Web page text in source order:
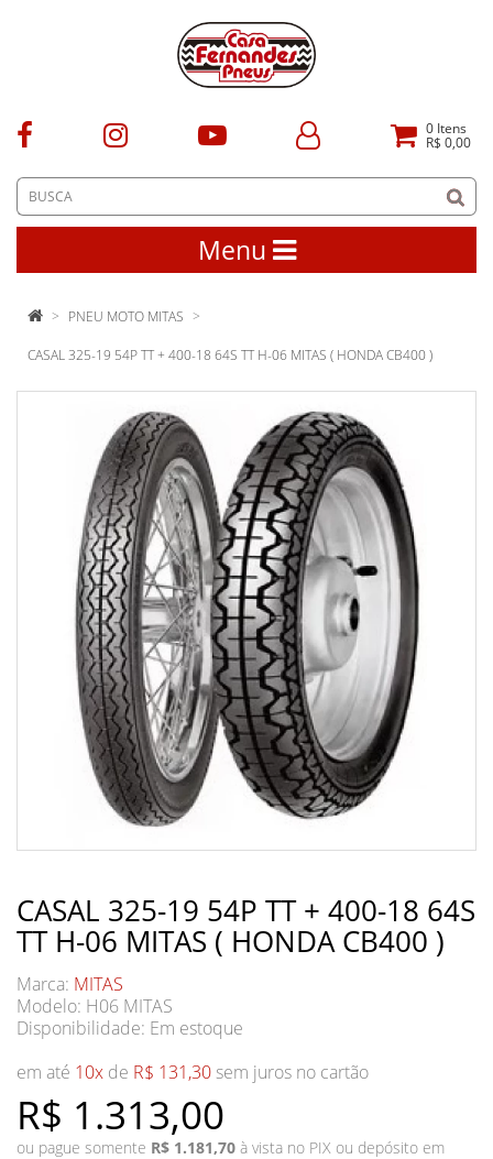
0 Itens
R$ 0,00
Menu
PNEU MOTO MITAS
CASAL 325-19 54P TT + 400-18 64S TT H-06 MITAS ( HONDA CB400 )
CASAL 325-19 54P TT + 400-18 64S
TT H-06 MITAS ( HONDA CB400 )
Marca: MITAS
Modelo: H06 MITAS
Disponibilidade: Em estoque
R$ 1.313,00
em até 10x de R$ 131,30 sem juros no cartão
ou pague somente R$ 1.181,70 à vista no PIX ou depósito em